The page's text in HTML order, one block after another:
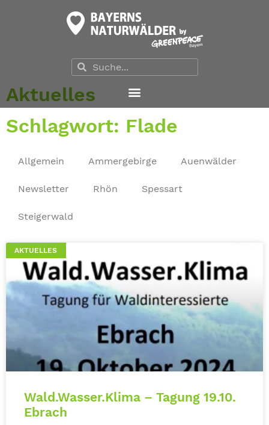
Aktuelles
Schlagwort: Flade
Allgemein Ammergebirge Auenwälder
Newsletter Rhön Spessart
Steigerwald
AKTUELLES
Wald.Wasser.Klima – Tagung 19.10.
Ebrach